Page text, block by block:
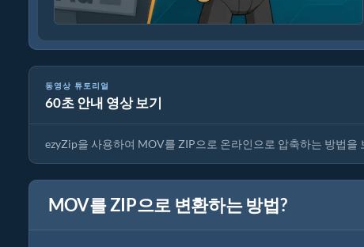
동영상 튜토리얼
60초 안내 영상 보기
MOV를 ZIP으로 온라인 변환하는 방법 (간단한 가이드)
ezyZip을 사용하여 MOV를 ZIP으로 온라인으로 압축하는 방법을
MOV를 ZIP으로 변환하는 방법?